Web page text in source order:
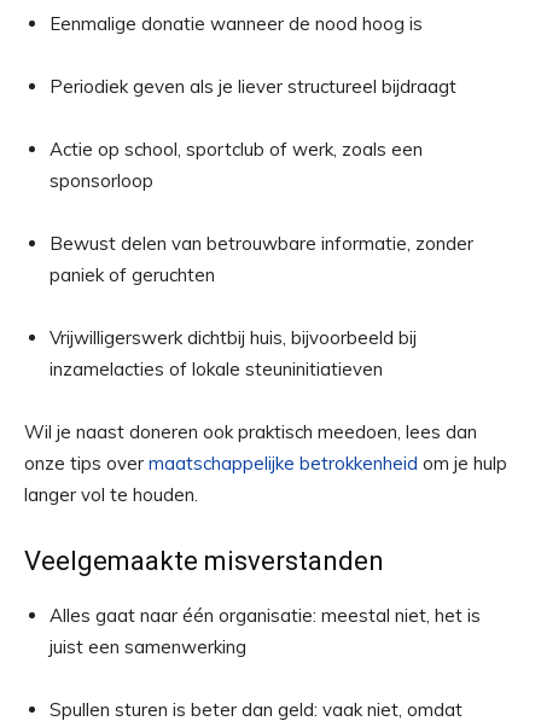
Eenmalige donatie wanneer de nood hoog is
Periodiek geven als je liever structureel bijdraagt
Actie op school, sportclub of werk, zoals een
sponsorloop
Bewust delen van betrouwbare informatie, zonder
paniek of geruchten
Vrijwilligerswerk dichtbij huis, bijvoorbeeld bij
inzamelacties of lokale steuninitiatieven
Wil je naast doneren ook praktisch meedoen, lees dan
onze tips over maatschappelijke betrokkenheid om je hulp
langer vol te houden.
Veelgemaakte misverstanden
Alles gaat naar één organisatie: meestal niet, het is
juist een samenwerking
Spullen sturen is beter dan geld: vaak niet, omdat